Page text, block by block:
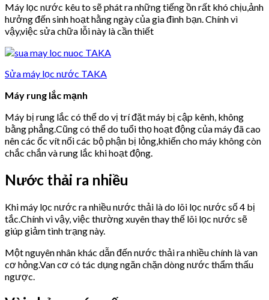
Máy lọc nước kêu to sẽ phát ra những tiếng ồn rất khó chịu,ảnh
hưởng đến sinh hoạt hằng ngày của gia đình bạn. Chính vì
vậy,việc sửa chữa lỗi này là cần thiết
Sửa máy lọc nước TAKA
Máy rung lắc mạnh
Máy bị rung lắc có thể do vị trí đặt máy bị cập kênh, không
bằng phẳng.Cũng có thể do tuổi thọ hoạt động của máy đã cao
nên các ốc vít nối các bộ phận bị lỏng,khiến cho máy không còn
chắc chắn và rung lắc khi hoạt động.
Nước thải ra nhiều
Khi máy lọc nước ra nhiều nước thải là do lõi lọc nước số 4 bị
tắc.Chính vì vậy, việc thường xuyên thay thế lõi lọc nước sẽ
giúp giảm tình trạng này.
Một nguyên nhân khác dẫn đến nước thải ra nhiều chính là van
cơ hỏng.Van cơ có tác dụng ngăn chặn dòng nước thẩm thấu
ngược.